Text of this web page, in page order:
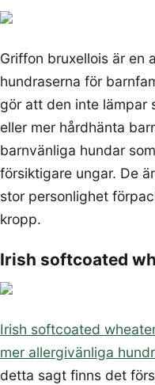
Griffon bruxellois är en
hundraserna för
gör att den inte lämpar
eller mer hårdhänta
barnvänliga hundar
försiktigare ungar. De
stor personlighet
kropp.
Irish softcoated
Irish softcoated
mer allergivänliga
detta sagt finns det